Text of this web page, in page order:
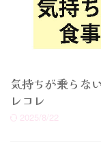
気持ちが乗らな
レコレ
2025/8/22